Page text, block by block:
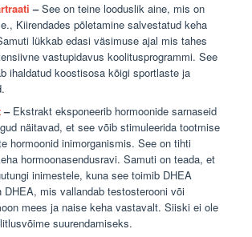
–See on teine looduslik aine, mis on
Kiirendades põletamine salvestatud keha
lükkab edasi väsimuse ajal mis tahes
vastupidavus koolitusprogrammi. See
ihaldatud koostisosa kõigi sportlaste ja
–Ekstrakt eksponeerib hormoonide sarnaseid
näitavad, et see võib stimuleerida tootmise
hormoonid inimorganismis. See on tihti
hormoonasendusravi. Samuti on teada, et
inimestele, kuna see toimib DHEA
DHEA, mis vallandab testosterooni või
mees ja naise keha vastavalt. Siiski ei ole
suurendamiseks.